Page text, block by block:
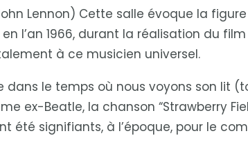
Lennon) Cette salle évoque la
l’an 1966, durant la réalisation du
à ce musicien universel.
dans le temps où nous voyons son lit
ex-Beatle, la chanson “Strawberry
été signifiants, à l’époque, pour le